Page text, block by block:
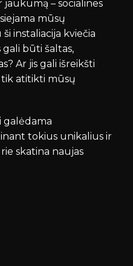
– socialines
mūsų
instaliacija kviečia
būti šaltas,
Ar jis gali išreikšti
tik atitikti mūsų
galėdama
tokius unikalius ir
skatina naujas